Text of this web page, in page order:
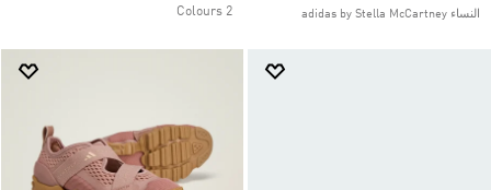
النساء adidas by Stella McCartney 2 Colours